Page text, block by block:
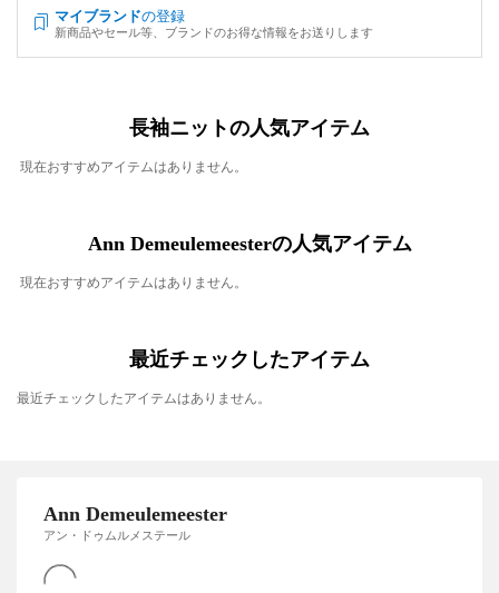
マイブランドの登録
新商品やセール等、ブランドのお得な情報をお送りします
長袖ニットの人気アイテム
現在おすすめアイテムはありません。
Ann Demeulemeesterの人気アイテム
現在おすすめアイテムはありません。
最近チェックしたアイテム
最近チェックしたアイテムはありません。
Ann Demeulemeester
アン・ドゥムルメステール